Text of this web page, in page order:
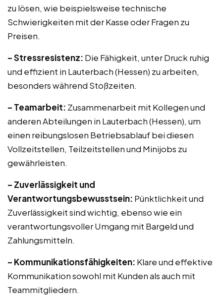
zu lösen, wie beispielsweise technische
Schwierigkeiten mit der Kasse oder Fragen zu
Preisen.
– Stressresistenz: Die Fähigkeit, unter Druck ruhig
und effizient in Lauterbach (Hessen) zu arbeiten,
besonders während Stoßzeiten.
– Teamarbeit: Zusammenarbeit mit Kollegen und
anderen Abteilungen in Lauterbach (Hessen), um
einen reibungslosen Betriebsablauf bei diesen
Vollzeitstellen, Teilzeitstellen und Minijobs zu
gewährleisten.
– Zuverlässigkeit und
Verantwortungsbewusstsein: Pünktlichkeit und
Zuverlässigkeit sind wichtig, ebenso wie ein
verantwortungsvoller Umgang mit Bargeld und
Zahlungsmitteln.
– Kommunikationsfähigkeiten: Klare und effektive
Kommunikation sowohl mit Kunden als auch mit
Teammitgliedern.